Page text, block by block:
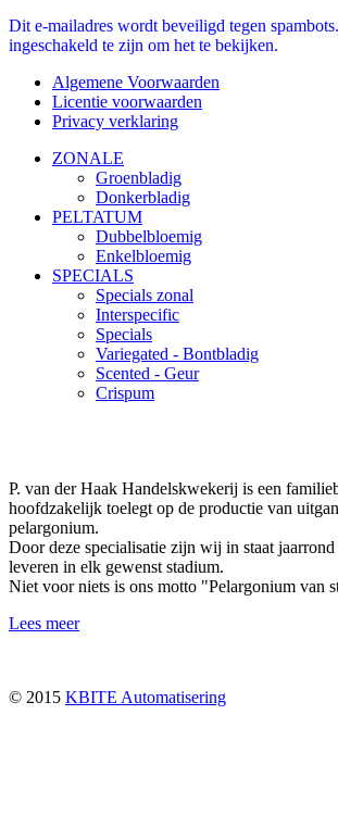
Dit e-mailadres wordt beveiligd tegen
ingeschakeld te zijn om het te bekijken.
Algemene Voorwaarden
Licentie voorwaarden
Privacy verklaring
ZONALE
Groenbladig
Donkerbladig
PELTATUM
Dubbelbloemig
Enkelbloemig
SPECIALS
Specials zonal
Interspecific
Specials
Variegated - Bontbladig
Scented - Geur
Crispum
P. van der Haak Handelskwekerij is een
hoofdzakelijk toelegt op de productie van
pelargonium.
Door deze specialisatie zijn wij in staat
leveren in elk gewenst stadium.
Niet voor niets is ons motto "Pelargonium van
Lees meer
© 2015 KBITE Automatisering